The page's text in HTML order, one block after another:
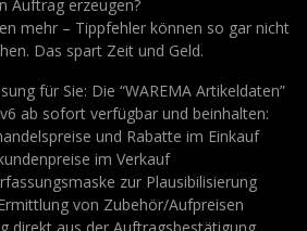
Auftrag erzeugen?
mehr – Tippfehler können so gar nicht
Das spart Zeit und Geld.
für Sie: Die “WAREMA Artikeldaten”
ab sofort verfügbar und beinhalten:
und Rabatte im Einkauf
im Verkauf
zur Plausibilisierung
von Zubehör/Aufpreisen